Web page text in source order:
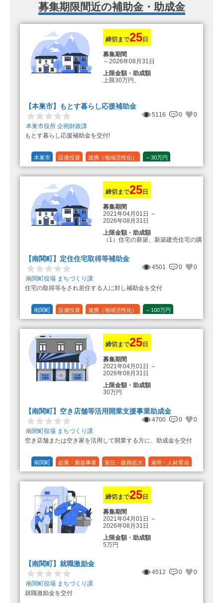
募集期限間近の補助金・助成金
締切まで25 日
募集期間
～2026年08月31日
上限金額・助成額
上限30万円、
【本巣市】もとす暮らし応援補助金
5116 0
0
本巣市役所 企画財政課
もとす暮らし応援補助金を交付!
本巣市 設備投資 連携（地域活性化） ～30万円
締切まで25 日
募集期間
2021年04月01日 ～
2026年08月31日
上限金額・助成額
（1）住宅の新築、新築建売住宅の購
登録事業者利用の場合25万円加
算（50万円＋25万円加算＝75万円）
算（25万円＋25万円加算＝50万円）
（3）住宅リフォーム 経費の20％
の額（限度額50万円）
（最大で50万円＋25万円加算＝75万
【南関町】定住住宅取得等補助金
4501 0
0
南関町役場 まちづくり課
住宅の取得等をされ居住する人に対し補助金を交付
南関町 設備投資 連携（地域活性化） ～100万円
締切まで25 日
募集期間
2021年04月01日 ～
2026年08月31日
上限金額・助成額
30万円
【南関町】空き店舗等活用開業支援事業助成金
4700 0
0
南関町役場 まちづくり課
空き店舗または空き家を活用して開業する方に、助成金を交付
南関町 起業・新規事業 宣伝・販路拡大 雇用・人材育成
1/3 (33%)
締切まで25日
募集期間
2021年04月01日 ～
2026年08月31日
上限金額・助成額
5万円
【南関町】就職激励金
4512 0
0
南関町役場 まちづくり課
就職激励金を交付